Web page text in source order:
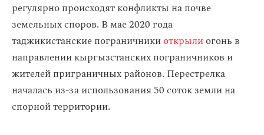
регулярно происходят конфликты на почве
земельных споров. В мае 2020 года
таджикистанские пограничникиоткрылиогонь в
направлении кыргызстанских пограничников и
жителей приграничных районов. Перестрелка
началась из-за использования 50 соток земли на
спорной территории.